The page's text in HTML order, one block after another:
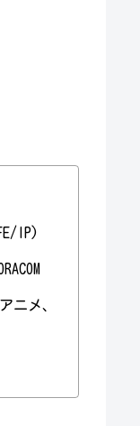
IP)
ニメ、